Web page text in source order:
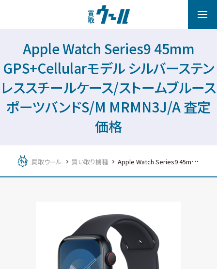
Apple Watch Series9 45mm
GPS+Cellularモデル シルバーステン
レススチールケース/ストームブルース
ポーツバンドS/M MRMN3J/A 査定
価格
買取ウール 買い取り機種 Apple Watch Series9 45mm GPS+Cellularモデル シルバーステンレススチールケース/ストームブルースポーツバンドS/M MRMN3J/A